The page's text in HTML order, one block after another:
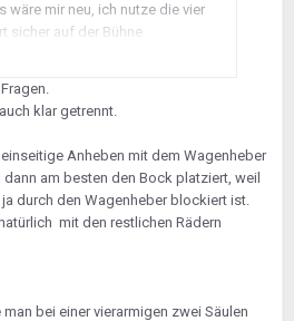
wäre mir neu, ich nutze die vier
sicher auf der Bühne
klar getrennt.
Anheben mit dem Wagenheber
am besten den Bock platziert, weil
durch den Wagenheber blockiert ist.
mit den restlichen Rädern
bei einer vierarmigen zwei Säulen